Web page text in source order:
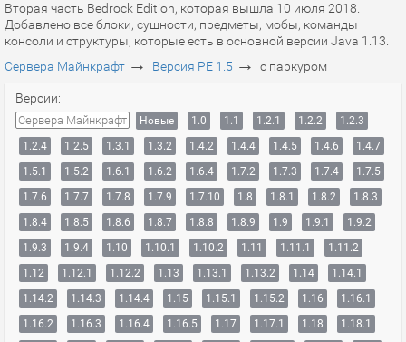
Вторая часть Bedrock Edition, которая вышла 10 июля 2018.
Добавлено все блоки, сущности, предметы, мобы, команды
консоли и структуры, которые есть в основной версии Java 1.13.
Сервера Майнкрафт → Версия PE 1.5 → с паркуром
Версии:
Сервера Майнкрафт Новые 1.0 1.1 1.2.1 1.2.2
1.2.3
1.2.4
1.2.5 1.3.1 1.3.2 1.4.2 1.4.4 1.4.5 1.4.6
1.4.7
1.5.1
1.5.2 1.6.1 1.6.2 1.6.4 1.7.2 1.7.3 1.7.4
1.7.5
1.7.6
1.7.7 1.7.8 1.7.9 1.7.10 1.8 1.8.1 1.8.2
1.8.3
1.8.4
1.8.5 1.8.6 1.8.7 1.8.8 1.8.9 1.9 1.9.1
1.9.2
1.9.3
1.9.4 1.10 1.10.1 1.10.2 1.11 1.11.1
1.11.2
1.12
1.12.1 1.12.2 1.13 1.13.1 1.13.2 1.14
1.14.1
1.14.2
1.14.3 1.14.4 1.15 1.15.1 1.15.2 1.16
1.16.1
1.16.2
1.16.3 1.16.4 1.16.5 1.17 1.17.1 1.18
1.18.1